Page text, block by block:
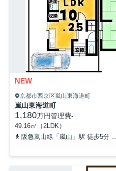
NEW
京都市西京区嵐山東海道町
嵐山東海道町
1,180万円管理費-
49.16㎡（2LDK）
阪急嵐山線「嵐山」駅 徒歩5分